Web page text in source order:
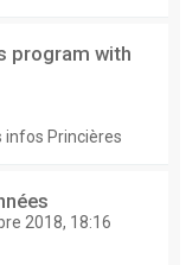
program with
infos Princières
2018, 18:16